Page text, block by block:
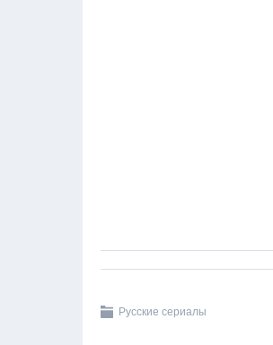
Русские сериалы